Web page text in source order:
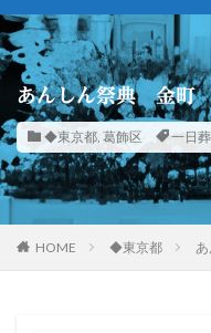
あんしん祭典 金町
◆東京都, 葛飾区 一日葬
HOME ◆東京都